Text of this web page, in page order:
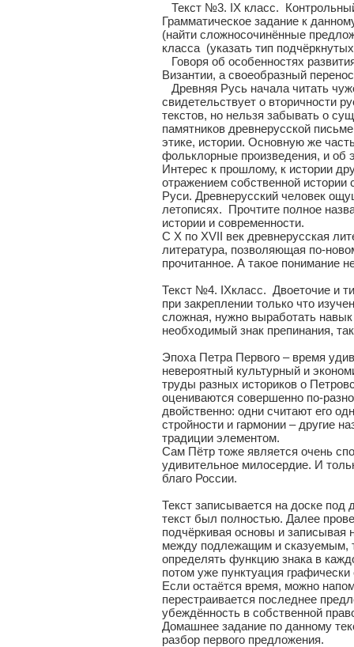
Текст №3. IX класс.
Грамматическое задание к
(найти сложносочинённые
класса (указать тип
Говоря об особенностях
Византии, а своеобразный
Древняя Русь начала читать
свидетельствует о вторичности
текстов, но нельзя забывать о
памятников древнерусской
этике, истории. Основную же
фольклорные произведения, и об
Интерес к прошлому, к истории
отражением собственной
Руси. Древнерусский человек
летописях. Прочтите полное
истории и современности.
С Х по XVII век древнерусская
литература, позволяющая по-
прочитанное. А такое понимание
Текст №4. IXкласс. Двоеточие и
при закреплении только что
сложная, нужно выработать
необходимый знак препинания,
Эпоха Петра Первого – время
невероятный культурный и
труды разных историков о
оцениваются совершенно по-
двойственно: одни считают его
стройности и гармонии – другие
традиции элементом.
Сам Пётр тоже является очень
удивительное милосердие. И
благо России.
Текст записывается на доске
текст был полностью. Далее
подчёркивая основы и записывая
между подлежащим и сказуемым,
определять функцию знака в
потом уже пунктуация
Если остаётся время, можно
перестраивается последнее
убеждённость в собственной
Домашнее задание по данному
разбор первого предложения.